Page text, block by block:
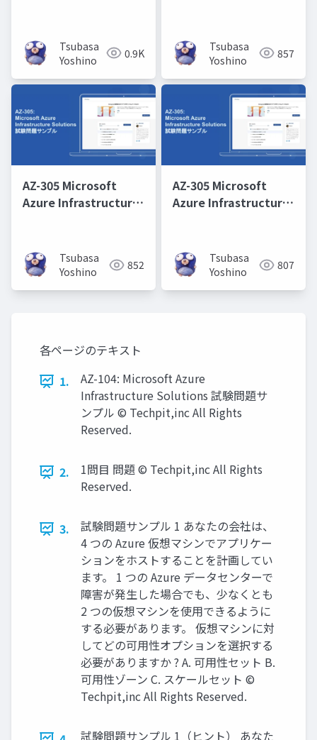
Tsubasa
Yoshino
0.9K
Tsubasa
Yoshino
857
AZ-305 Microsoft
Azure Infrastructure
Tsubasa
Yoshino
852
AZ-305 Microsoft
Azure Infrastructure
Tsubasa
Yoshino
807
各ページのテキスト
1.
AZ-104: Microsoft Azure
Infrastructure Solutions 試験問題サ
ンプル © Techpit,inc All Rights
Reserved.
2.
1問目 問題 © Techpit,inc All Rights
Reserved.
3.
試験問題サンプル 1 あなたの会社は、
4 つの Azure 仮想マシンでアプリケー
ションをホストすることを計画してい
ます。 1 つの Azure データセンターで
障害が発生した場合でも、少なくとも
2 つの仮想マシンを使用できるように
する必要があります。 仮想マシンに対
してどの可用性オプションを選択する
必要がありますか ? A. 可用性セット B.
可用性ゾーン C. スケールセット ©
Techpit,inc All Rights Reserved.
試験問題サンプル 1（ヒント） あなた